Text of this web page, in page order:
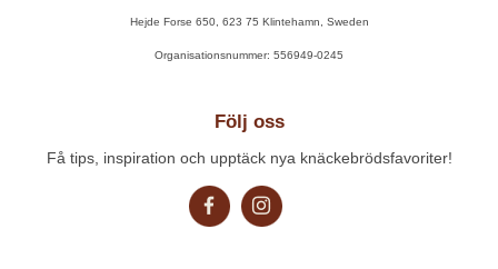
Hejde Forse 650, 623 75 Klintehamn, Sweden
Organisationsnummer: 556949-0245
Följ oss
Få tips, inspiration och upptäck nya knäckebrödsfavoriter!